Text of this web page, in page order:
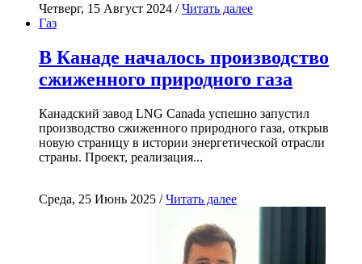
Четверг, 15 Август 2024 /Читать далее
Газ
В Канаде началось производство
сжиженного природного газа
Канадский завод LNG Canada успешно запустил
производство сжиженного природного газа, открыв
новую страницу в истории энергетической отрасли
страны. Проект, реализация...
Среда, 25 Июнь 2025 /Читать далее